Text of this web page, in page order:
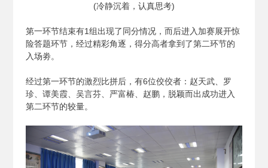
(冷静沉着，认真思考)
第一环节结束有1组出现了同分情况，而后进入加赛展开惊
险答题环节，经过精彩角逐，得分高者拿到了第二环节的
入场劵。
经过第一环节的激烈比拼后，有6位佼佼者：赵天武、罗
珍、谭美霞、吴言芬、严富椿、赵鹏，脱颖而出成功进入
第二环节的较量。